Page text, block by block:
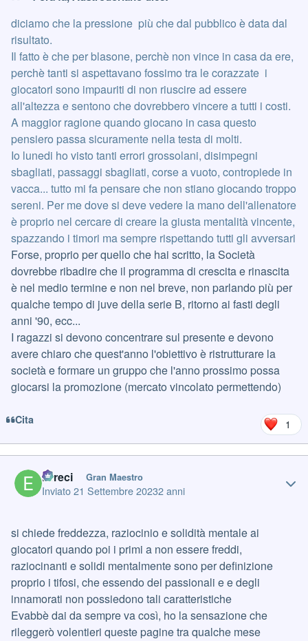
diciamo che la pressione più che dal pubblico è data dal
risultato.
Il fatto è che per blasone, perchè non vince in casa da ere,
perchè tanti si aspettavano fossimo tra le corazzate i
giocatori sono impauriti di non riuscire ad essere
all'altezza e sentono che dovrebbero vincere a tutti i costi.
A maggior ragione quando giocano in casa questo
pensiero passa sicuramente nella testa di molti.
Io lunedi ho visto tanti errori grossolani, disimpegni
sbagliati, passaggi sbagliati, corse a vuoto, contropiede in
vacca... tutto mi fa pensare che non stiano giocando troppo
sereni. Per me dove si deve vedere la mano dell'allenatore
è proprio nel cercare di creare la giusta mentalità vincente,
spazzando i timori ma sempre rispettando tutti gli avversari
Forse, proprio per quello che hai scritto, la Società
dovrebbe ribadire che il programma di crescita e rinascita
è nel medio termine e non nel breve, non parlando più per
qualche tempo di juve della serie B, ritorno ai fasti degli
anni '90, ecc...
I ragazzi si devono concentrare sul presente e devono
avere chiaro che quest'anno l'obiettivo è ristrutturare la
società e formare un gruppo che l'anno prossimo possa
giocarsi la promozione (mercato vincolato permettendo)
Cita 1
Erreci Gran Maestro
Inviato21 Settembre 20232 anni
si chiede freddezza, raziocinio e solidità mentale ai
giocatori quando poi i primi a non essere freddi,
raziocinanti e solidi mentalmente sono per definizione
proprio i tifosi, che essendo dei passionali e e degli
innamorati non possiedono tali caratteristiche
Evabbè dai da sempre va così, ho la sensazione che
rileggerò volentieri queste pagine tra qualche mese